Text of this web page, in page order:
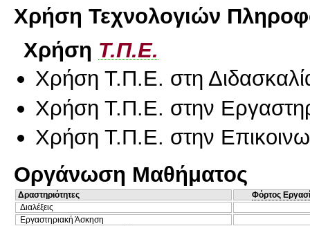
Χρήση Τεχνολογιών
Χρήση Τ.Π.Ε.
Χρήση Τ.Π.Ε. στη
Χρήση Τ.Π.Ε. στην
Χρήση Τ.Π.Ε. στην
Οργάνωση Μαθήματος
Δραστηριότητες
Φόρτος
Διαλέξεις
Εργαστηριακή Άσκηση